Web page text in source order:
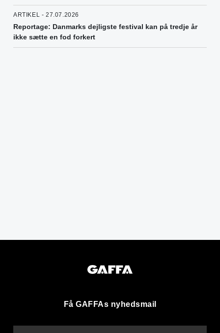
ARTIKEL - 27.07.2026
Reportage: Danmarks dejligste festival kan på tredje år
ikke sætte en fod forkert
Få GAFFAs nyhedsmail